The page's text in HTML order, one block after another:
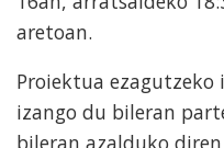
aretoan.
Proiektua
izango du bileran
bileran azalduko